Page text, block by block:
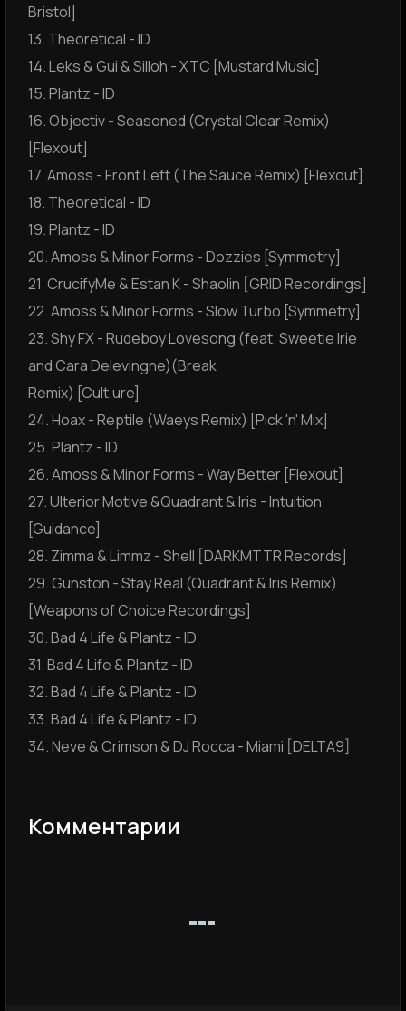
Bristol]
13. Theoretical - ID
14. Leks & Gui & Silloh - XTC [Mustard Music]
15. Plantz - ID
16. Objectiv - Seasoned (Crystal Clear Remix)
[Flexout]
17. Amoss - Front Left (The Sauce Remix) [Flexout]
18. Theoretical - ID
19. Plantz - ID
20. Amoss & Minor Forms - Dozzies [Symmetry]
21. CrucifyMe & Estan K - Shaolin [GRID Recordings]
22. Amoss & Minor Forms - Slow Turbo [Symmetry]
23. Shy FX - Rudeboy Lovesong (feat. Sweetie Irie
and Cara Delevingne)(Break
Remix) [Cult.ure]
24. Hoax - Reptile (Waeys Remix) [Pick 'n' Mix]
25. Plantz - ID
26. Amoss & Minor Forms - Way Better [Flexout]
27. Ulterior Motive &Quadrant & Iris - Intuition
[Guidance]
28. Zimma & Limmz - Shell [DARKMTTR Records]
29. Gunston - Stay Real (Quadrant & Iris Remix)
[Weapons of Choice Recordings]
30. Bad 4 Life & Plantz - ID
31. Bad 4 Life & Plantz - ID
32. Bad 4 Life & Plantz - ID
33. Bad 4 Life & Plantz - ID
34. Neve & Crimson & DJ Rocca - Miami [DELTA9]
Комментарии